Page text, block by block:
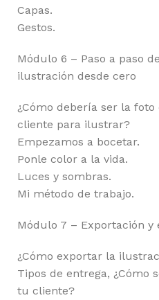
Capas.
Gestos.
Módulo 6 – Paso a paso
ilustración desde cero
¿Cómo debería ser la
cliente para ilustrar?
Empezamos a bocetar.
Ponle color a la vida.
Luces y sombras.
Mi método de trabajo.
Módulo 7 – Exportación y
¿Cómo exportar la
Tipos de entrega, ¿Cómo
tu cliente?